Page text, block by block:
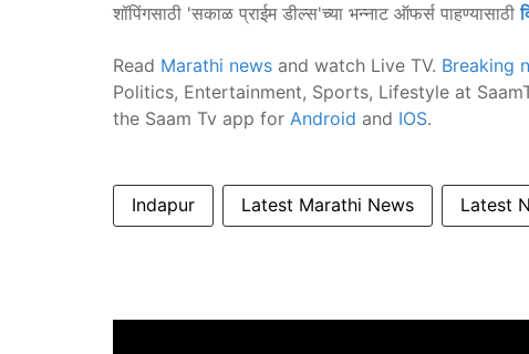
शॉपिंगसाठी 'सकाळ प्राईम डील्स'च्या भन्नाट ऑफर्स पाहण्यासाठी
Read Marathi news and watch Live TV. Breaking
Politics, Entertainment, Sports, Lifestyle at
the Saam Tv app for Android and IOS.
Indapur Latest Marathi News Latest